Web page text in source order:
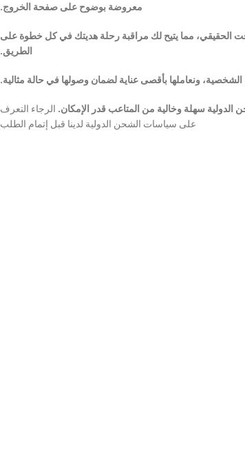
معروضة بوضوح على صفحة الخروج.
الحقيقي، مما يتيح لك مراقبة رحلة هديتك في كل خطوة على
الطريق.
ونعاملها بأقصى عناية لضمان وصولها في حالة مثالية.
سهلة وخالية من المتاعب قدر الإمكان. الرجاء التعرف
على سياسات الشحن الدولية لدينا قبل إتمام الطلب